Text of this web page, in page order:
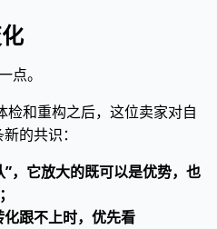
点。
和重构之后，这位卖家对自
的共识：
，它放大的既可以是优势，也
化跟不上时，优先看